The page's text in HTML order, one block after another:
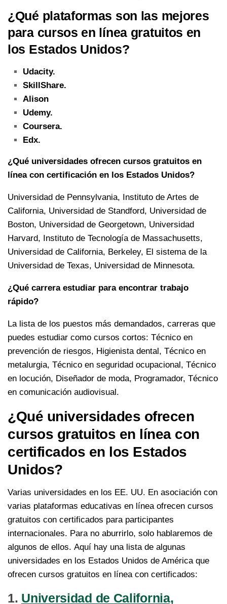
¿Qué plataformas son las mejores
para cursos en línea gratuitos en
los Estados Unidos?
Udacity.
SkillShare.
Alison
Udemy.
Coursera.
Edx.
¿Qué universidades ofrecen cursos gratuitos en
línea con certificación en los Estados Unidos?
Universidad de Pennsylvania, Instituto de Artes de
California, Universidad de Standford, Universidad de
Boston, Universidad de Georgetown, Universidad
Harvard, Instituto de Tecnología de Massachusetts,
Universidad de California, Berkeley, El sistema de la
Universidad de Texas, Universidad de Minnesota.
¿Qué carrera estudiar para encontrar trabajo
rápido?
La lista de los puestos más demandados, carreras que
puedes estudiar como cursos cortos: Técnico en
prevención de riesgos, Higienista dental, Técnico en
metalurgia, Técnico en seguridad ocupacional, Técnico
en locución, Diseñador de moda, Programador, Técnico
en comunicación audiovisual.
¿Qué universidades ofrecen
cursos gratuitos en línea con
certificados en los Estados
Unidos?
Varias universidades en los EE. UU. En asociación con
varias plataformas educativas en línea ofrecen cursos
gratuitos con certificados para participantes
internacionales. Para no aburrirlo, solo hablaremos de
algunos de ellos. Aquí hay una lista de algunas
universidades en los Estados Unidos de América que
ofrecen cursos gratuitos en línea con certificados:
1. Universidad de California,